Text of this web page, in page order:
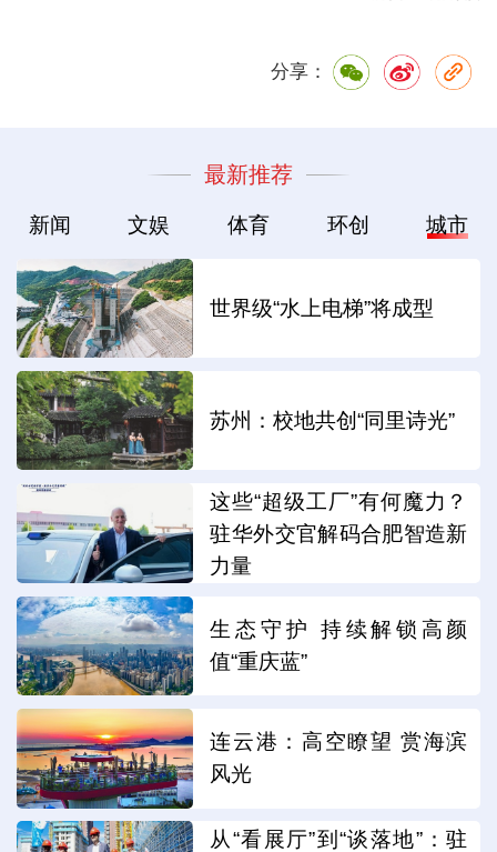
分享：
最新推荐
新闻 文娱 体育 环创 城市
世界级“水上电梯”将成型
苏州：校地共创“同里诗光”
这些“超级工厂”有何魔力？
驻华外交官解码合肥智造新
力量
生态守护 持续解锁高颜
值“重庆蓝”
连云港：高空瞭望 赏海滨
风光
从“看展厅”到“谈落地”：驻